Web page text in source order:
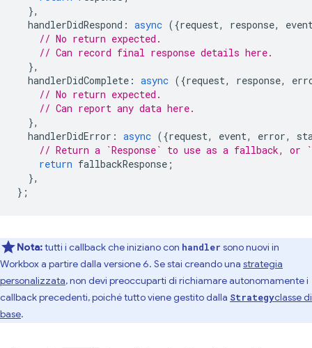
},
handlerDidRespond : async ({request, response,
// No return expected.
// Can record final response details here.
},
handlerDidComplete : async ({request, response,
// No return expected.
// Can report any data here.
},
handlerDidError : async ({request, event, error,
// Return a `Response` to use as a fallback, or
return fallbackResponse ;
},
};
Nota:tutti i callback che iniziano con handler sono nuovi in
Workbox a partire dalla versione 6. Se stai creando una strategia
personalizzata, non devi preoccuparti di richiamare autonomamente i
callback precedenti, poiché tutto viene gestito dalla Strategyclasse di
base.